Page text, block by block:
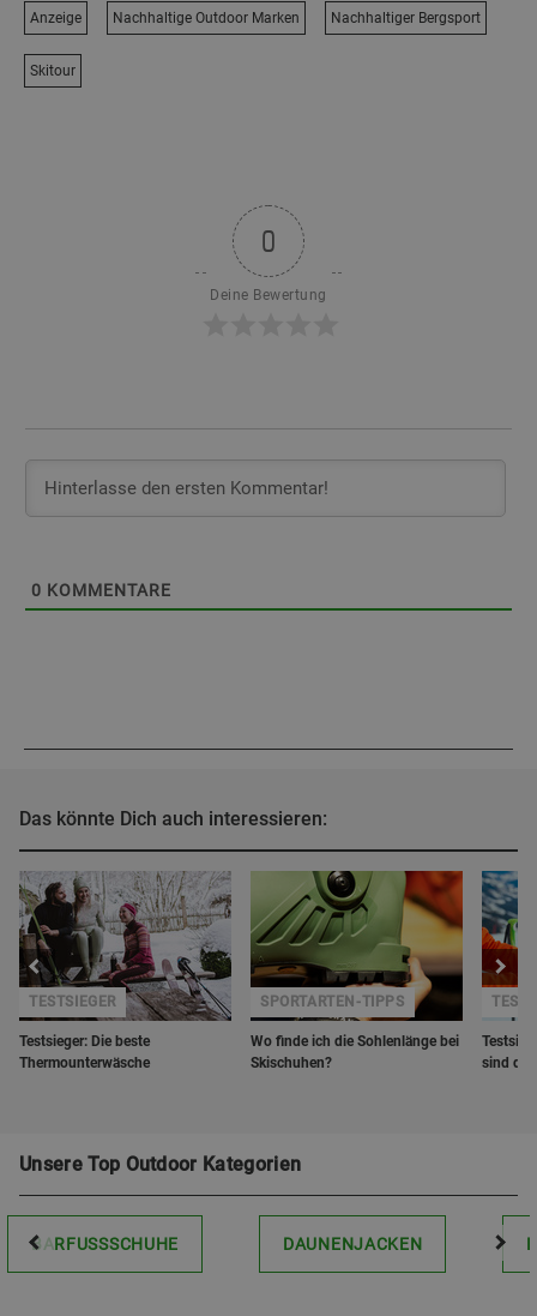
Anzeige Nachhaltige Outdoor Marken Nachhaltiger Bergsport
Skitour
0
Deine Bewertung
0 KOMMENTARE
Das könnte Dich auch interessieren:
Testsieger: Die beste
Thermounterwäsche
TESTSIEGER
Wo finde ich die Sohlenlänge bei
Skischuhen?
SPORTARTEN-TIPPS
sind die
Unsere Top Outdoor Kategorien
BARFUSSSCHUHE DAUNENJACKEN